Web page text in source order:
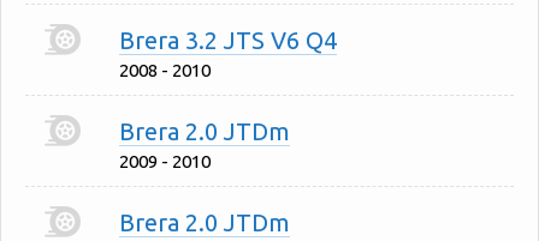
Brera 3.2 JTS V6 Q4
2008 - 2010
Brera 2.0 JTDm
2009 - 2010
Brera 2.0 JTDm